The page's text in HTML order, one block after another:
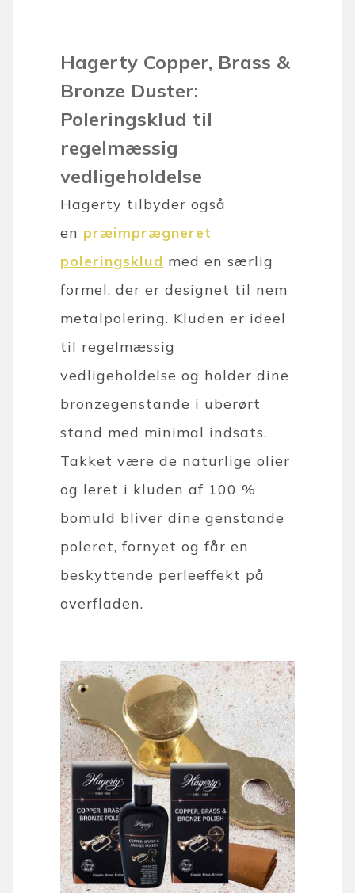
Hagerty Copper, Brass &
Bronze Duster:
Poleringsklud til
regelmæssig
vedligeholdelse
Hagerty tilbyder også
en præimprægneret
poleringsklud med en særlig
formel, der er designet til nem
metalpolering. Kluden er ideel
til regelmæssig
vedligeholdelse og holder dine
bronzegenstande i uberørt
stand med minimal indsats.
Takket være de naturlige olier
og leret i kluden af 100 %
bomuld bliver dine genstande
poleret, fornyet og får en
beskyttende perleeffekt på
overfladen.